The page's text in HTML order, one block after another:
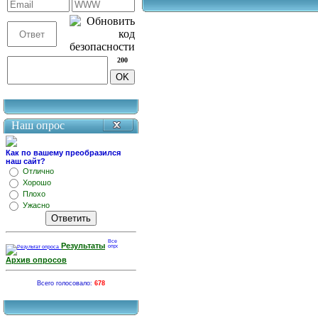
200
Наш опрос
Как по вашему преобразился
наш сайт?
Отлично
Хорошо
Плохо
Ужасно
Результаты
Архив опросов
Всего голосовало: 678